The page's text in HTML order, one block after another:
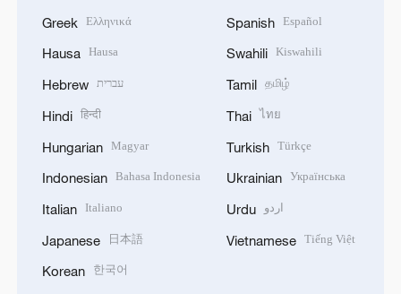
Greek Ελληνικά
Hausa Hausa
Hebrew עברית
Hindi हिन्दी
Hungarian Magyar
Indonesian Bahasa Indonesia
Italian Italiano
Japanese 日本語
Korean 한국어
Spanish Español
Swahili Kiswahili
Tamil தமிழ்
Thai ไทย
Turkish Türkçe
Ukrainian Українська
Urdu اردو
Vietnamese Tiếng Việt